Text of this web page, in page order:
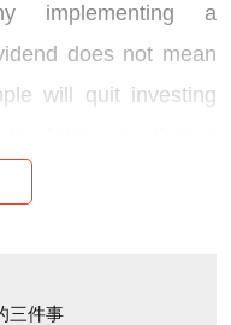
implementing a
does not mean
will quit investing
see growth
give for not
三件事